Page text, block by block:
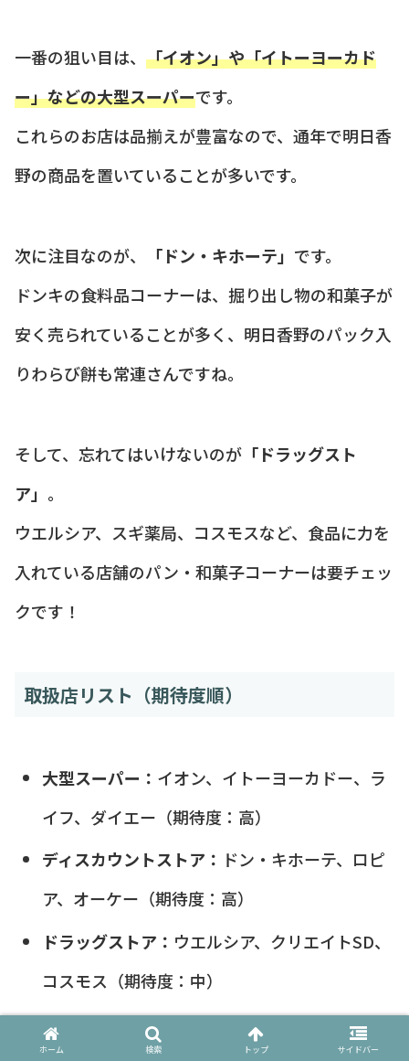
一番の狙い目は、 「イオン」や「イトーヨーカド
ー」などの大型スーパーです。
これらのお店は品揃えが豊富なので、通年で明日香
野の商品を置いていることが多いです。
次に注目なのが、 「ドン・キホーテ」 です。
ドンキの食料品コーナーは、掘り出し物の和菓子が
安く売られていることが多く、明日香野のパック入
りわらび餅も常連さんですね。
そして、忘れてはいけないのが 「ドラッグスト
ア」 。
ウエルシア、スギ薬局、コスモスなど、食品に力を
入れている店舗のパン・和菓子コーナーは要チェッ
クです！
取扱店リスト（期待度順）
大型スーパー： イオン、イトーヨーカドー、ラ
イフ、ダイエー（期待度：高）
ディスカウントストア： ドン・キホーテ、ロピ
ア、オーケー（期待度：高）
ドラッグストア： ウエルシア、クリエイトSD、
コスモス（期待度：中）
地方スーパー：バロー、サンディ、コープ（期
ホーム 検索 トップ サイドバー